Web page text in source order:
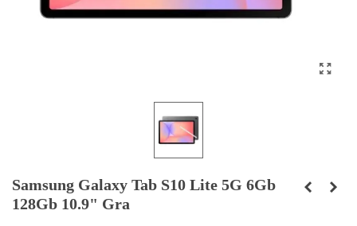
Samsung Galaxy Tab S10 Lite 5G 6Gb
128Gb 10.9" Gra